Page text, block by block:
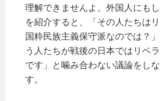
理解できませんよ。外国人にも
を紹介すると、「その人たちは
国粋民族主義保守派なのでは？
う人たちが戦後の日本ではリベ
です」と噛み合わない議論をし
す。